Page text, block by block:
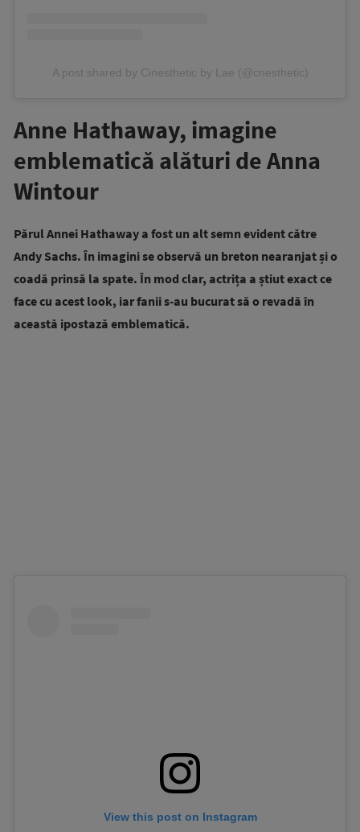
A post shared by Cinesthetic by Lae (@cnesthetic)
Anne Hathaway, imagine
emblematică alături de Anna
Wintour
Părul Annei Hathaway a fost un alt semn evident către
Andy Sachs. În imagini se observă un breton nearanjat și o
coadă prinsă la spate. În mod clar, actrița a știut exact ce
face cu acest look, iar fanii s-au bucurat să o revadă în
această ipostază emblematică.
View this post on Instagram